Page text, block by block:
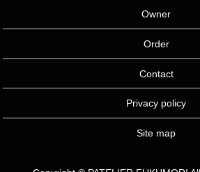
Owner
Order
Contact
Privacy policy
Site map